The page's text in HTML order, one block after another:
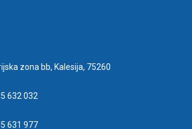
zona bb, Kalesija, 75260
632 032
631 977